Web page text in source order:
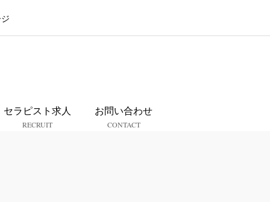
セラピスト求人
RECRUIT
お問い合わせ
CONTACT